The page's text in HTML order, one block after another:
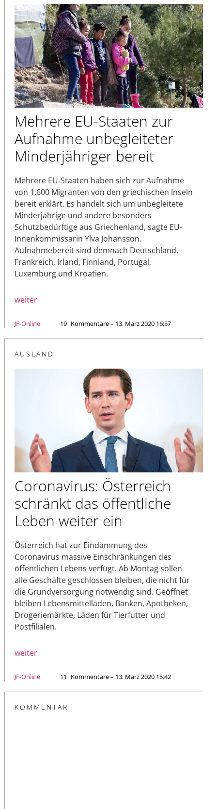
Mehrere EU-Staaten zur
Aufnahme unbegleiteter
Minderjähriger bereit
Mehrere EU-Staaten haben sich zur Aufnahme
von 1.600 Migranten von den griechischen Inseln
bereit erklärt. Es handelt sich um unbegleitete
Minderjährige und andere besonders
Schutzbedürftige aus Griechenland, sagte EU-
Innenkommissarin Ylva Johansson.
Aufnahmebereit sind demnach Deutschland,
Frankreich, Irland, Finnland, Portugal,
Luxemburg und Kroatien.
weiter
JF-Online 19 Kommentare – 13. März 2020 16:57
AUSLAND
Coronavirus: Österreich
schränkt das öffentliche
Leben weiter ein
Österreich hat zur Eindämmung des
Coronavirus massive Einschränkungen des
öffentlichen Lebens verfügt. Ab Montag sollen
alle Geschäfte geschlossen bleiben, die nicht für
die Grundversorgung notwendig sind. Geöffnet
bleiben Lebensmittelläden, Banken, Apotheken,
Drogeriemärkte, Läden für Tierfutter und
Postfilialen.
weiter
JF-Online 11 Kommentare – 13. März 2020 15:42
KOMMENTAR